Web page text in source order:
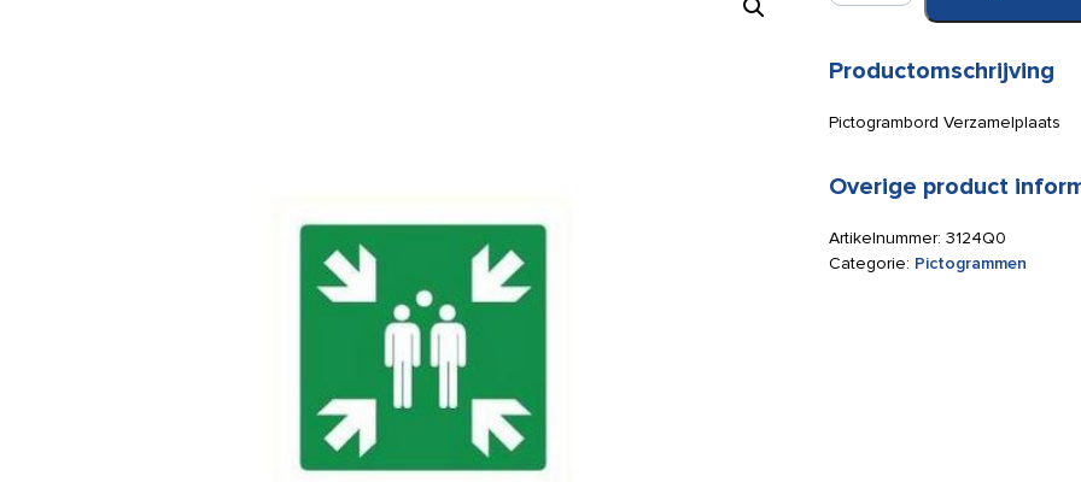
Verzamelplaats
aantal
Productomschrijving
Pictogrambord Verzamelplaats
Overige product
Artikelnummer: 3124Q0
Categorie: Pictogrammen